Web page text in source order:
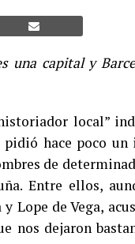
una capital y
local”
pidió hace poco un
de
Entre ellos,
Lope de Vega,
nos dejaron